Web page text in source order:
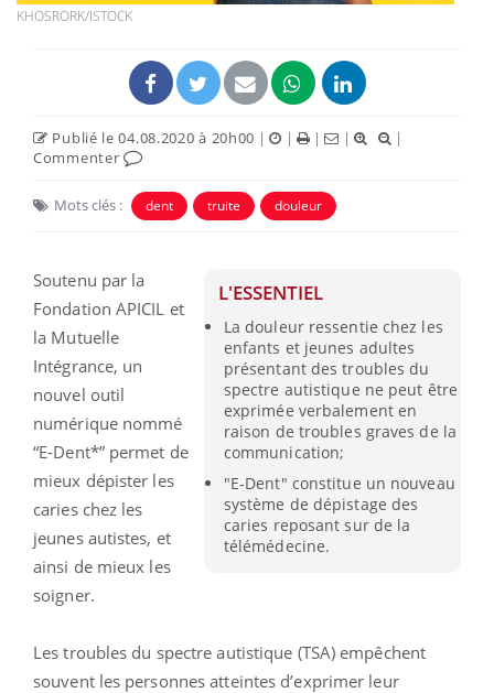
KHOSRORK/ISTOCK
Publié le 04.08.2020 à 20h00 | | | |
|
Commenter
Mots clés : dent truite douleur
L'ESSENTIEL
La douleur ressentie chez les
enfants et jeunes adultes
présentant des troubles du
spectre autistique ne peut être
exprimée verbalement en
raison de troubles graves de la
communication;
"E-Dent" constitue un nouveau
système de dépistage des
caries reposant sur de la
télémédecine.
Soutenu par la
Fondation APICIL et
la Mutuelle
Intégrance, un
nouvel outil
numérique nommé
“E-Dent*” permet de
mieux dépister les
caries chez les
jeunes autistes, et
ainsi de mieux les
soigner.
Les troubles du spectre autistique (TSA) empêchent
souvent les personnes atteintes d’exprimer leur